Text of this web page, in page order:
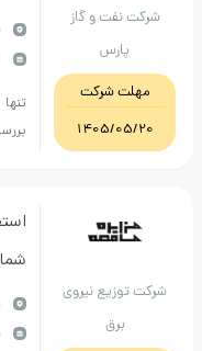
و گاز
شرکت
1405/
بوشهر /
ابزار دقیق
تنها
بررسی خو...
نیروی
استعلام
شماره سنم s05040904 امور برق شمال
قزوين /
برق صنعتی